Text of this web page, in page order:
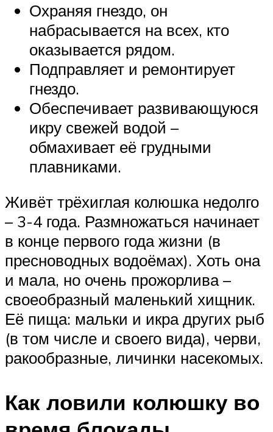
Охраняя гнездо, он
набрасывается на всех, кто
оказывается рядом.
Подправляет и ремонтирует
гнездо.
Обеспечивает развивающуюся
икру свежей водой –
обмахивает её грудными
плавниками.
Живёт трёхиглая колюшка недолго
– 3-4 года. Размножаться начинает
в конце первого года жизни (в
пресноводных водоёмах). Хоть она
и мала, но очень прожорлива –
своеобразный маленький хищник.
Её пища: мальки и икра других рыб
(в том числе и своего вида), черви,
ракообразные, личинки насекомых.
Как ловили колюшку во